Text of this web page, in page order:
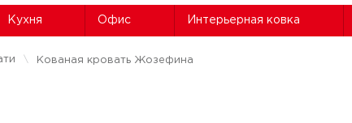
Кухня Офис Интерьерная ковка
Кованая кровать Жозефина